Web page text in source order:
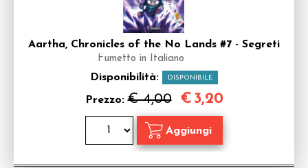
Aartha, Chronicles of the No Lands #7 - Segreti
Fumetto in Italiano
Disponibilità: DISPONIBILE
Prezzo:€ 4,00 € 3,20